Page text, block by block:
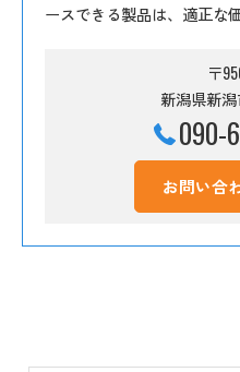
ースできる製品は、適正な
〒
新潟県新
090-
お問い合